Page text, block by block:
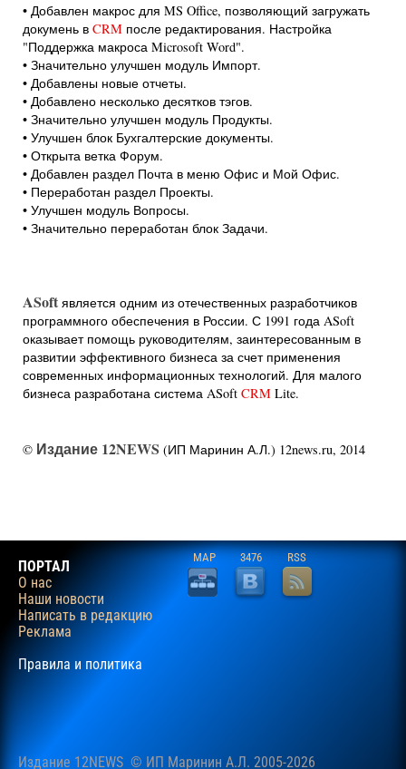
• Добавлен макрос для MS Office, позволяющий загружать
докумень в CRM после редактирования. Настройка
"Поддержка макроса Microsoft Word".
• Значительно улучшен модуль Импорт.
• Добавлены новые отчеты.
• Добавлено несколько десятков тэгов.
• Значительно улучшен модуль Продукты.
• Улучшен блок Бухгалтерские документы.
• Открыта ветка Форум.
• Добавлен раздел Почта в меню Офис и Мой Офис.
• Переработан раздел Проекты.
• Улучшен модуль Вопросы.
• Значительно переработан блок Задачи.
ASoft является одним из отечественных разработчиков
программного обеспечения в России. С 1991 года ASoft
оказывает помощь руководителям, заинтересованным в
развитии эффективного бизнеса за счет применения
современных информационных технологий. Для малого
бизнеса разработана система ASoft CRM Lite.
© Издание 12NEWS (ИП Маринин А.Л.) 12news.ru, 2014
ПОРТАЛ
О нас
Наши новости
Написать в редакцию
Реклама
Правила и политика
MAP 3476 RSS
Издание 12NEWS © ИП Маринин А.Л. 2005-2026